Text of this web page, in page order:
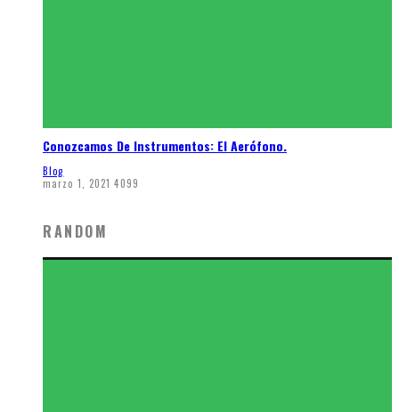
Conozcamos De Instrumentos: El Aerófono.
Blog
marzo 1, 2021 4099
RANDOM